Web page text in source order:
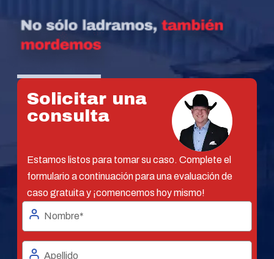
Solicitar una
consulta
Estamos listos para tomar su caso. Complete el
formulario a continuación para una evaluación de
caso gratuita y ¡comencemos hoy mismo!